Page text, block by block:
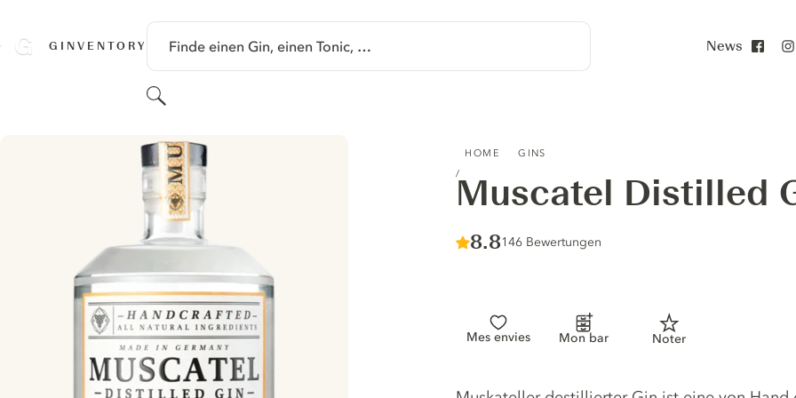
GINVENTORY Finde einen Gin, einen Tonic, …
Suchen
News
HOME GINS
Muscatel Distilled
Score :
8.8/ 10
146 Bewertungen
Mes envies Mon bar Noter